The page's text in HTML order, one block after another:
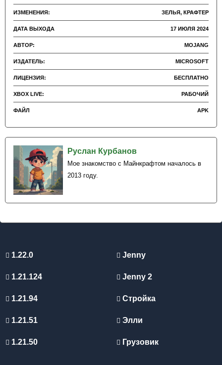
ИЗМЕНЕНИЯ: ЗЕЛЬЯ, КРАФТЕР
ДАТА ВЫХОДА 17 ИЮЛЯ 2024
АВТОР: MOJANG
ИЗДАТЕЛЬ: MICROSOFT
ЛИЦЕНЗИЯ: БЕСПЛАТНО
XBOX LIVE: РАБОЧИЙ
ФАЙЛ APK
Руслан Курбанов
Мое знакомство с Майнкрафтом началось в
2013 году.
1.22.0
1.21.124
1.21.94
1.21.51
1.21.50
Jenny
Jenny 2
Стройка
Элли
Грузовик